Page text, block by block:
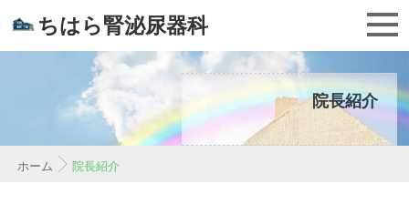
ちはら腎泌尿器科
院長紹介
ホーム 院長紹介